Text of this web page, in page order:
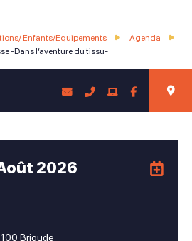
Enfants/Equipements
Agenda
-Dans l’aventure du tissu-
2026
Brioude